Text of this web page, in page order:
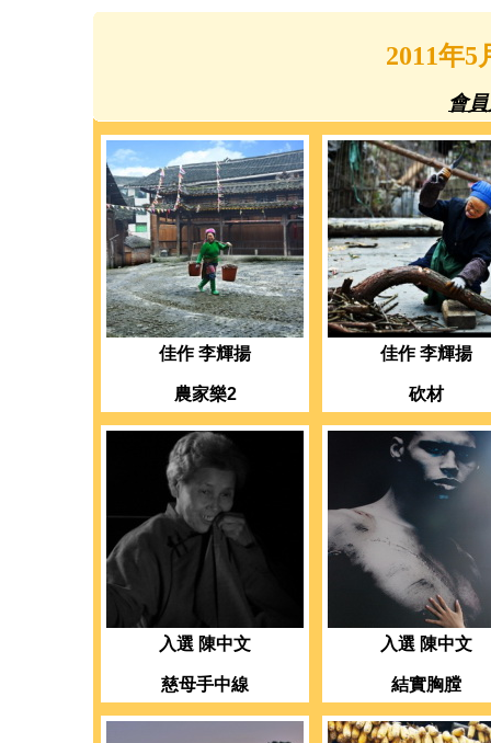
2011年5
會
佳作 李輝揚
農家樂2
佳作 李輝揚
砍材
入選 陳中文
慈母手中線
入選 陳中文
結實胸膛